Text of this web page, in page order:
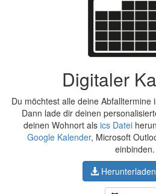
Digitaler
Du möchtest alle deine Abfalltermine
Dann lade dir deinen
deinen Wohnort als ics Datei
Google Kalender, Microsoft
einbinden.
Herunterladen